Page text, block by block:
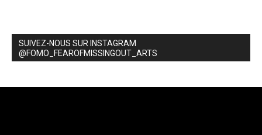
SUIVEZ-NOUS SUR INSTAGRAM
@FOMO_FEAROFMISSINGOUT_ARTS